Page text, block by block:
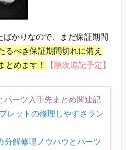
かりなので、まだ保証期間
るべき保証期間切れに備え
とめます！
【順次追記予定】
ーツ入手先まとめ関連記
レットの修理しやすさラン
分解修理ノウハウとパーツ